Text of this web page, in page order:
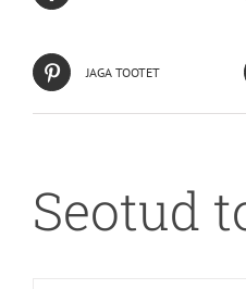
JAGA TOOTET
Seotud